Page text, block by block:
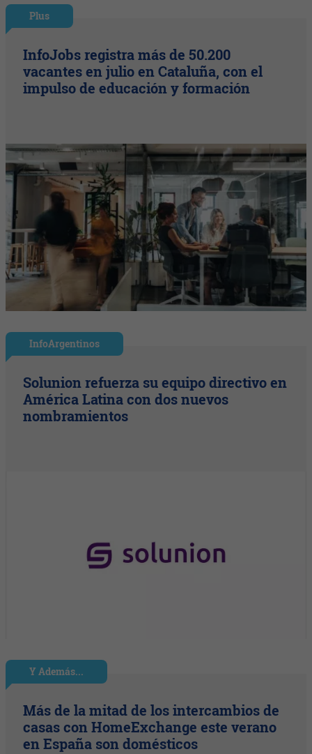
Plus
InfoJobs registra más de 50.200
vacantes en julio en Cataluña, con el
impulso de educación y formación
InfoArgentinos
Solunion refuerza su equipo directivo en
América Latina con dos nuevos
nombramientos
Y Además...
Más de la mitad de los intercambios de
casas con HomeExchange este verano
en España son domésticos